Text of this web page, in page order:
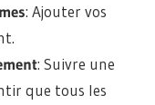
: Ajouter vos
: Suivre une
que tous les